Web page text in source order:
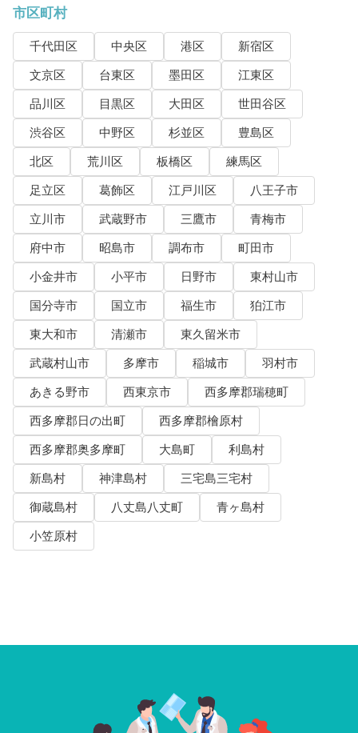
市区町村
千代田区 中央区 港区
新宿区
文京区
台東区 墨田区
江東区
品川区
目黒区 大田区
世田谷区
渋谷区
中野区 杉並区
豊島区
北区
荒川区 板橋区
練馬区
足立区
葛飾区 江戸川区
八王子市
立川市
武蔵野市 三鷹市
青梅市
府中市
昭島市 調布市
町田市
小金井市
小平市 日野市
東村山市
国分寺市
国立市 福生市
狛江市
東大和市
清瀬市
東久留米市
武蔵村山市
多摩市 稲城市
羽村市
あきる野市
西東京市
西多摩郡瑞穂町
西多摩郡日の出町
西多摩郡檜原村
西多摩郡奥多摩町
大島町
利島村
新島村
神津島村
三宅島三宅村
御蔵島村
八丈島八丈町
青ヶ島村
小笠原村